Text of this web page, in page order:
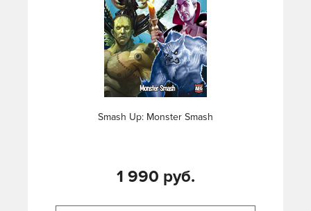
Smash Up: Monster Smash
1 990 руб.